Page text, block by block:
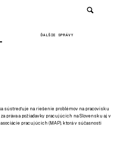
ĎALŠIE SPRÁVY
sústreďuje na riešenie problémov na pracovisku
práva a požiadavky pracujúcich na Slovensku aj v
pracujúcich (MAP), ktorá v súčasnosti